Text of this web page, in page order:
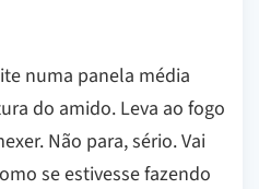
numa panela média
do amido. Leva ao fogo
Não para, sério. Vai
se estivesse fazendo